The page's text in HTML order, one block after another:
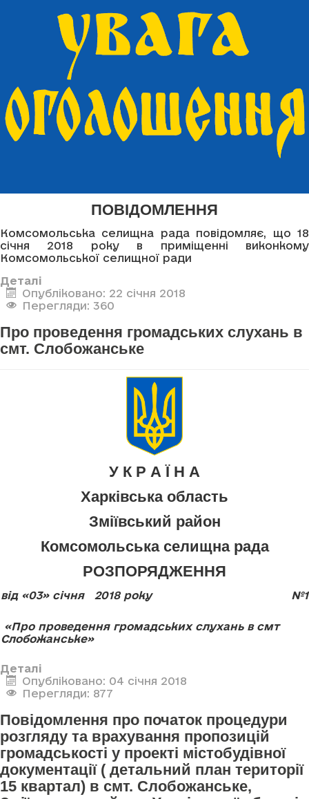
ПОВІДОМЛЕННЯ
Комсомольська селищна рада повідомляє, що 18
січня 2018 року в приміщенні виконкому
Комсомольської селищної ради
Деталі
Опубліковано: 22 січня 2018
Перегляди: 360
Про проведення громадських слухань в
смт. Слобожанське
У К Р А Ї Н А
Харківська область
Зміївський район
Комсомольська селищна рада
РОЗПОРЯДЖЕННЯ
від «03» січня 2018 року
«Про проведення громадських слухань в смт
Слобожанське»
№1
Деталі
Опубліковано: 04 січня 2018
Перегляди: 877
Повідомлення про початок процедури
розгляду та врахування пропозицій
громадськості у проекті містобудівної
документації ( детальний план території
15 квартал) в смт. Слобожанське,